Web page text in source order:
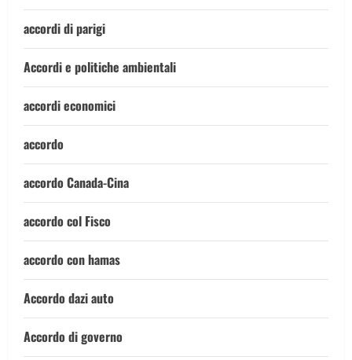
accordi di parigi
Accordi e politiche ambientali
accordi economici
accordo
accordo Canada-Cina
accordo col Fisco
accordo con hamas
Accordo dazi auto
Accordo di governo